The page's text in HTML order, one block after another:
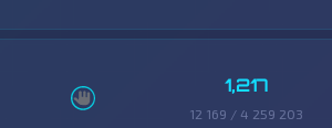
1,217
12 169 / 4 259 203